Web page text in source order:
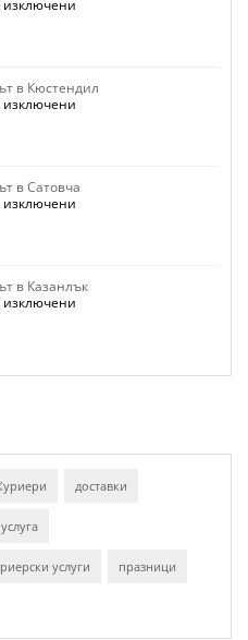
изключени
София
в Кюстендил
изключени
Кюстендил
в Сатовча
изключени
Сатовча
в Казанлък
изключени
в
доставки
услуги празници